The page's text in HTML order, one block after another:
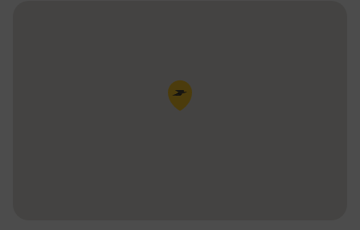
Pin de la carte